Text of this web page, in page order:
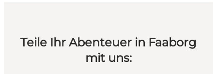
Teile Ihr Abenteuer in Faaborg
mit uns: